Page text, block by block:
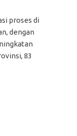
proses di
dengan
83